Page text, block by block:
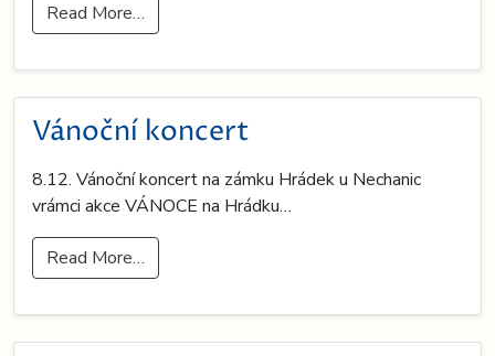
Read More…
Vánoční koncert
8.12. Vánoční koncert na zámku Hrádek u Nechanic
vrámci akce VÁNOCE na Hrádku…
Read More…